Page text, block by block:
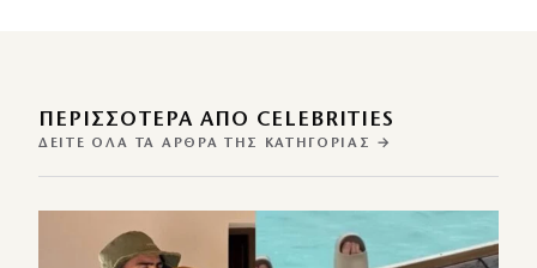
ΠΕΡΙΣΣΌΤΕΡΑ ΑΠΌ CELEBRITIES
ΔΕΊΤΕ ΌΛΑ ΤΑ ΆΡΘΡΑ ΤΗΣ ΚΑΤΗΓΟΡΊΑΣ →